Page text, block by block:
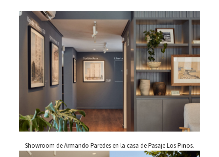
Showroom de Armando Paredes en la casa de Pasaje Los Pinos.